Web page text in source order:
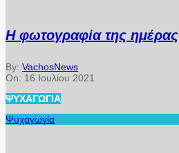
Η φωτογραφία της ημέρας
By: VachosNews
On: 16 Ιουλίου 2021
ΨΥΧΑΓΩΓΊΑ
Ψυχαγωγία